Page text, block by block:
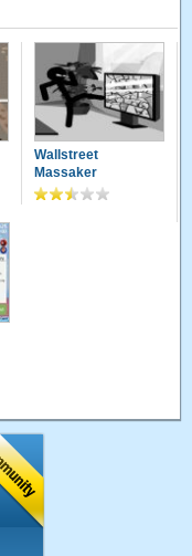
Wallstreet
Massaker